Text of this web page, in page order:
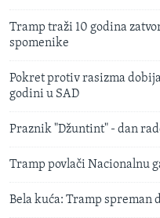
Tramp traži 10 godina
spomenike
Pokret protiv rasizma
godini u SAD
Praznik "Džuntint" - dan
Tramp povlači Nacionalnu
Bela kuća: Tramp spreman